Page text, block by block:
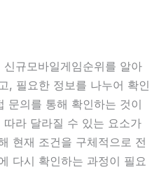
규모바일게임순위를 알아
, 필요한 정보를 나누어 확인
문의를 통해 확인하는 것이
라 달라질 수 있는 요소가
현재 조건을 구체적으로 전
다시 확인하는 과정이 필요